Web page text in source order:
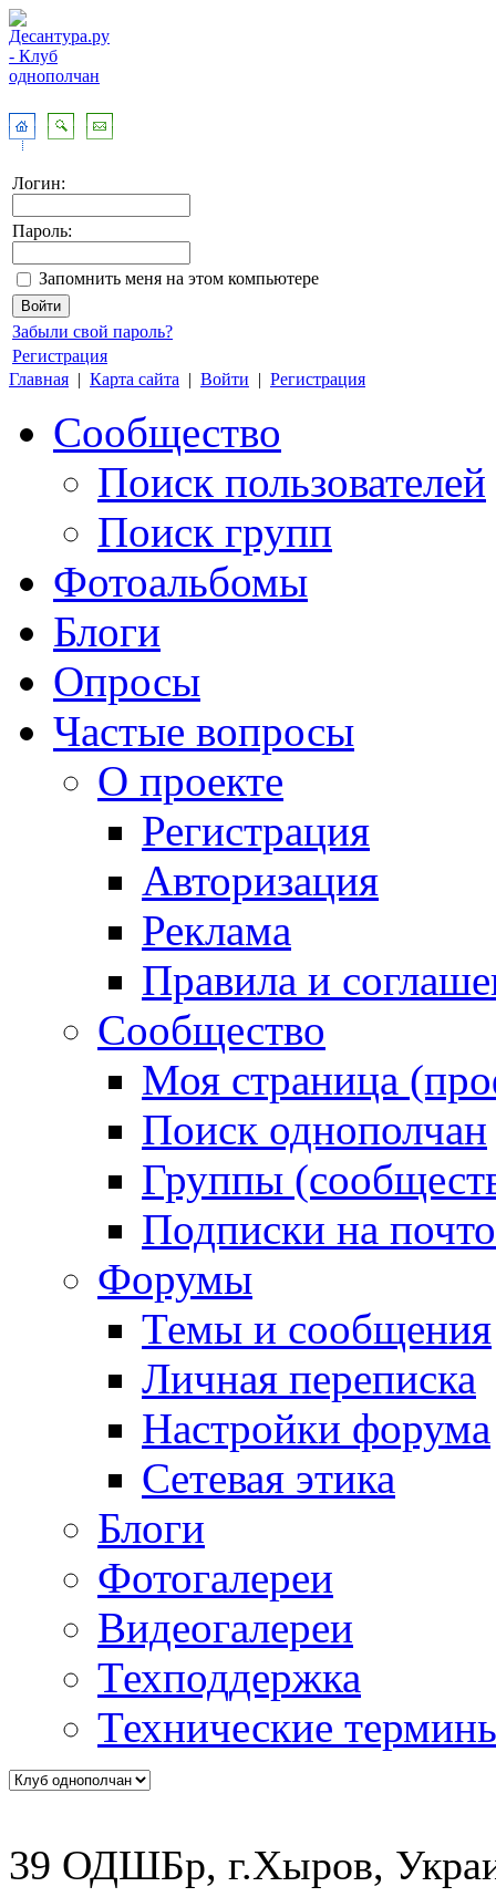
Логин:
Пароль:
Запомнить меня на этом компьютере
Забыли свой пароль?
Регистрация
Главная | Карта сайта | Войти | Регистрация
Сообщество
Поиск пользователей
Поиск групп
Фотоальбомы
Блоги
Опросы
Частые вопросы
О проекте
Регистрация
Авторизация
Реклама
Правила и
Сообщество
Моя страница
Поиск однополчан
Группы
Подписки на
Форумы
Темы и сообщения
Личная переписка
Настройки форума
Сетевая этика
Блоги
Фотогалереи
Видеогалереи
Техподдержка
Технические
39 ОДШБр, г.Хыров,